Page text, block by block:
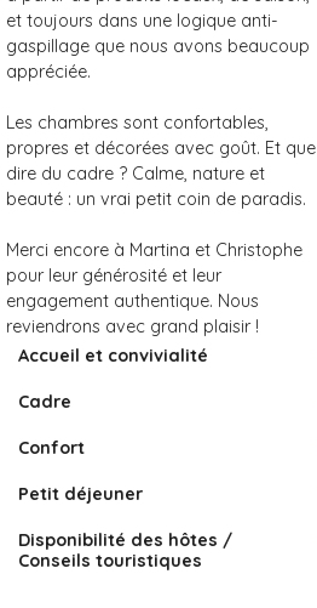
et toujours dans une logique anti-
gaspillage que nous avons beaucoup
appréciée.
Les chambres sont confortables,
propres et décorées avec goût. Et que
dire du cadre ? Calme, nature et
beauté : un vrai petit coin de paradis.
Merci encore à Martina et Christophe
pour leur générosité et leur
engagement authentique. Nous
reviendrons avec grand plaisir !
Accueil et convivialité
Cadre
Confort
Petit déjeuner
Disponibilité des hôtes /
Conseils touristiques